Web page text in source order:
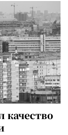
качество